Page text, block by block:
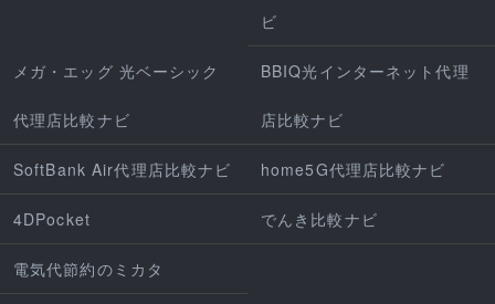
ビ
メガ・エッグ 光ベーシック
代理店比較ナビ
BBIQ光インターネット代理
店比較ナビ
SoftBank Air代理店比較ナビ home5G代理店比較ナビ
4DPocket でんき比較ナビ
電気代節約のミカタ